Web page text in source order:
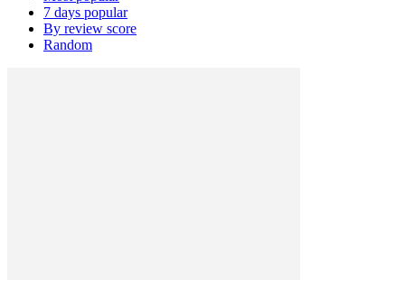
7 days popular
By review score
Random